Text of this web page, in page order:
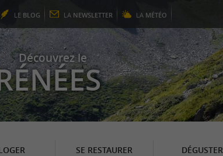
LE BLOG LA NEWSLETTER LA MÉTÉO
Découvrez le
SE RESTAURER DÉGUSTER